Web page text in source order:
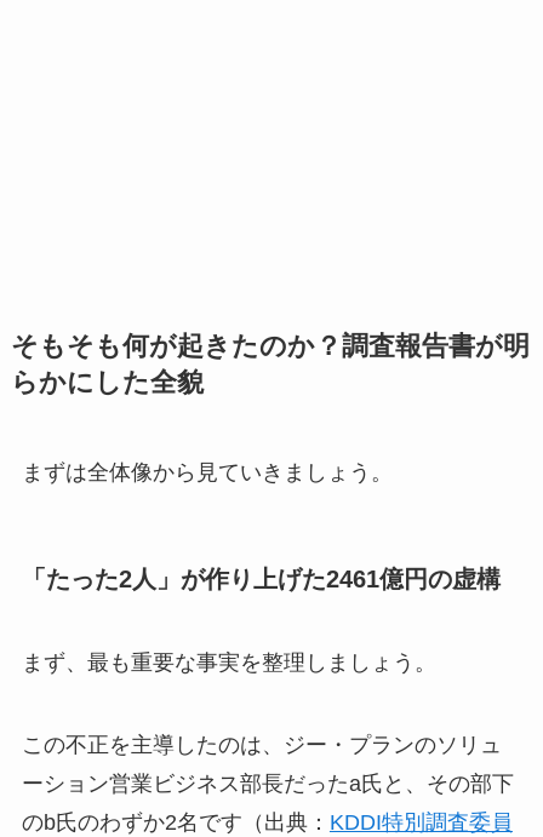
そもそも何が起きたのか？調査報告書が明
らかにした全貌
まずは全体像から見ていきましょう。
「たった2人」が作り上げた2461億円の虚構
まず、最も重要な事実を整理しましょう。
この不正を主導したのは、ジー・プランのソリュ
ーション営業ビジネス部長だったa氏と、その部下
のb氏のわずか2名です（出典： KDDI特別調査委員